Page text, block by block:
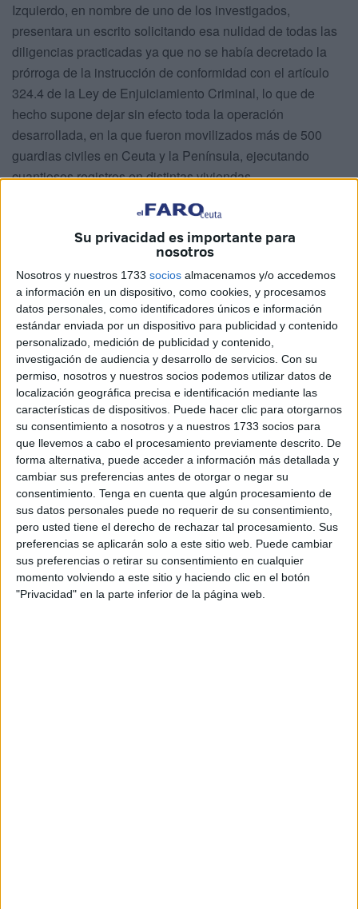
Su privacidad es importante para
nosotros
Nosotros y nuestros 1733 socios almacenamos y/o accedemos
a información en un dispositivo, como cookies, y procesamos
datos personales, como identificadores únicos e información
estándar enviada por un dispositivo para publicidad y contenido
personalizado, medición de publicidad y contenido,
investigación de audiencia y desarrollo de servicios. Con su
permiso, nosotros y nuestros socios podemos utilizar datos de
localización geográfica precisa e identificación mediante las
características de dispositivos. Puede hacer clic para otorgarnos
su consentimiento a nosotros y a nuestros 1733 socios para
que llevemos a cabo el procesamiento previamente descrito. De
forma alternativa, puede acceder a información más detallada y
cambiar sus preferencias antes de otorgar o negar su
consentimiento. Tenga en cuenta que algún procesamiento de
sus datos personales puede no requerir de su consentimiento,
pero usted tiene el derecho de rechazar tal procesamiento. Sus
preferencias se aplicarán solo a este sitio web. Puede cambiar
sus preferencias o retirar su consentimiento en cualquier
momento volviendo a este sitio y haciendo clic en el botón
"Privacidad" en la parte inferior de la página web.
Izquierdo, en nombre de uno de los investigados,
presentara un escrito solicitando esa nulidad de todas las
diligencias practicadas ya que no se había decretado la
prórroga de la instrucción de conformidad con el artículo
324.4 de la Ley de Enjuiciamiento Criminal, lo que de
hecho supone dejar sin efecto toda la operación
desarrollada, en la que fueron movilizados más de 500
guardias civiles en Ceuta y la Península, ejecutando
cuantiosos registros en distintas viviendas.
El operativo se ejecutó en octubre de 2019
A la solicitud de Izquierdo se adhirieron las demás partes
personadas en este caso a excepción del Ministerio Fiscal.
En la misma, el abogado exponía cómo sin haberse
decretado esa prórroga se continuó instruyendo citando a
declarar a personas en calidad de investigadas,
sustentando la petición de nulidad en la jurisprudencia del
Supremo existente al respecto.
El auto es demoledor y supone la puntilla a lo quela
Benemérita difundió como una de las operaciones más
relevantesllevadas a cabo bajo la coordinación de la
OCON y que, en el caso de Ceuta, llevó a que en la
madrugada del 25 de octubre de 2019 prácticamente la
barriada del Recinto se despertara tomada por
componentes de este Cuerpo.